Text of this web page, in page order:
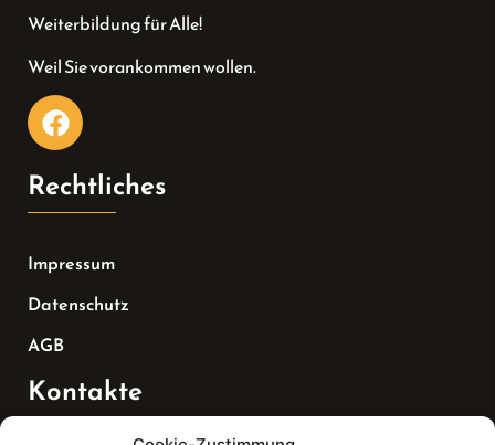
Weiterbildung für Alle!
Weil Sie vorankommen wollen.
Rechtliches
Impressum
Datenschutz
AGB
Kontakte